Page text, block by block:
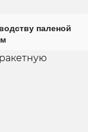
паленой